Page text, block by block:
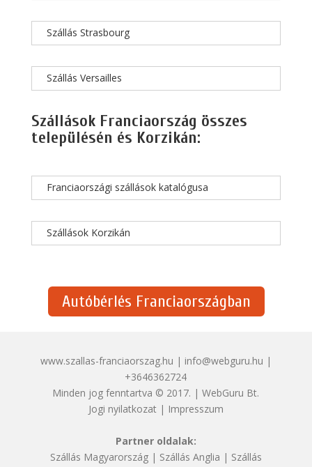
Szállás Strasbourg
Szállás Versailles
Szállások Franciaország összes
településén és Korzikán:
Franciaországi szállások katalógusa
Szállások Korzikán
Autóbérlés Franciaországban
www.szallas-franciaorszag.hu | info@webguru.hu |
+3646362724
Minden jog fenntartva © 2017. | WebGuru Bt.
Jogi nyilatkozat| Impresszum
Partner oldalak:
Szállás Magyarország| Szállás Anglia | Szállás